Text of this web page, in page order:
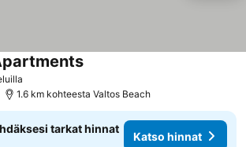
Katso hinnat
1.6 km kohteesta Valtos Beach
tarkat hinnat
Katso hinnat